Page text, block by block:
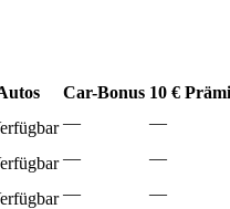
Car-Bonus 10 €
—
—
—
—
—
—